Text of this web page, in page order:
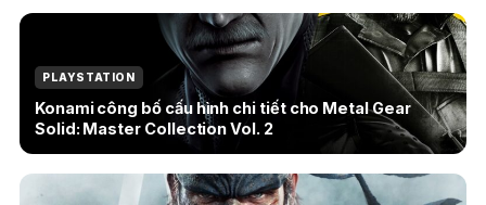
PLAYSTATION
Konami công bố cấu hình chi tiết cho Metal Gear
Solid: Master Collection Vol. 2